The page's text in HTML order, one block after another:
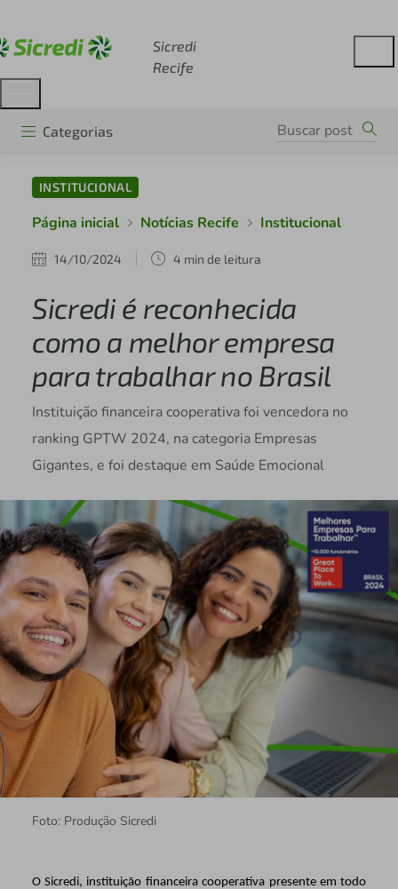
Sicredi
Recife
Categorias
INSTITUCIONAL
Página inicial Notícias Recife Institucional
14/10/2024 4 min de leitura
Sicredi é reconhecida
como a melhor empresa
para trabalhar no Brasil
Instituição financeira cooperativa foi vencedora no
ranking GPTW 2024, na categoria Empresas
Gigantes, e foi destaque em Saúde Emocional
Foto: Produção Sicredi
O Sicredi, instituição financeira cooperativa presente em todo